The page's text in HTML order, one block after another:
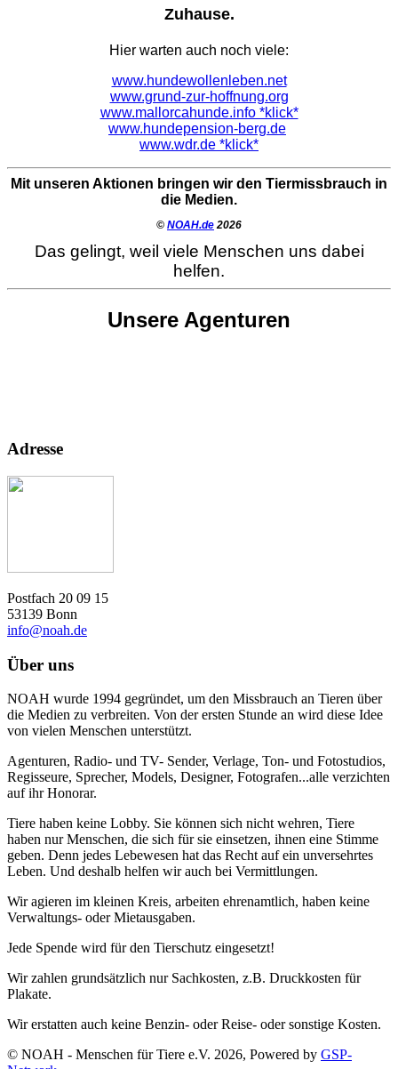
Zuhause.
Hier warten auch noch viele:
www.hundewollenleben.net
www.grund-zur-hoffnung.org
www.mallorcahunde.info *klick*
www.hundepension-berg.de
www.wdr.de *klick*
Mit unseren Aktionen bringen wir den Tiermissbrauch in
die Medien.
© NOAH.de 2026
Das gelingt, weil viele Menschen uns dabei
helfen.
Unsere Agenturen
Adresse
Postfach 20 09 15
53139 Bonn
info@noah.de
Über uns
NOAH wurde 1994 gegründet, um den Missbrauch an Tieren über
die Medien zu verbreiten. Von der ersten Stunde an wird diese Idee
von vielen Menschen unterstützt.
Agenturen, Radio- und TV- Sender, Verlage, Ton- und Fotostudios,
Regisseure, Sprecher, Models, Designer, Fotografen...alle verzichten
auf ihr Honorar.
Tiere haben keine Lobby. Sie können sich nicht wehren, Tiere
haben nur Menschen, die sich für sie einsetzen, ihnen eine Stimme
geben. Denn jedes Lebewesen hat das Recht auf ein unversehrtes
Leben. Und deshalb helfen wir auch bei Vermittlungen.
Wir agieren im kleinen Kreis, arbeiten ehrenamtlich, haben keine
Verwaltungs- oder Mietausgaben.
Jede Spende wird für den Tierschutz eingesetzt!
Wir zahlen grundsätzlich nur Sachkosten, z.B. Druckkosten für
Plakate.
Wir erstatten auch keine Benzin- oder Reise- oder sonstige Kosten.
© NOAH - Menschen für Tiere e.V. 2026, Powered by GSP-